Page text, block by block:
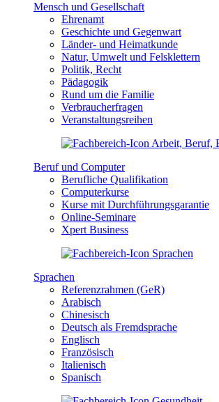
Mensch und Gesellschaft
Ehrenamt
Geschichte und Gegenwart
Länder- und Heimatkunde
Natur, Umwelt und Felsklettern
Politik, Recht
Pädagogik
Rund um die Familie
Verbraucherfragen
Veranstaltungsreihen
Beruf und Computer
Berufliche Qualifikation
Computerkurse
Kurse mit Durchführungsgarantie
Online-Seminare
Xpert Business
Sprachen
Referenzrahmen (GeR)
Arabisch
Chinesisch
Deutsch als Fremdsprache
Englisch
Französisch
Italienisch
Spanisch